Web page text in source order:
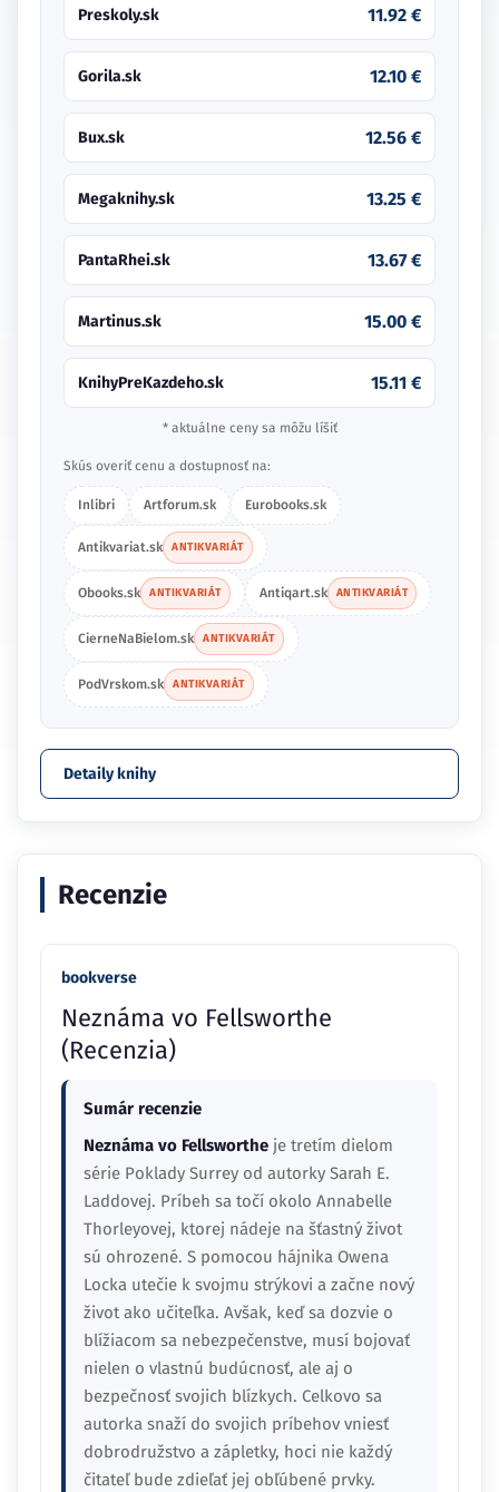
Preskoly.sk 11.92 €
Gorila.sk 12.10 €
Bux.sk 12.56 €
Megaknihy.sk 13.25 €
PantaRhei.sk 13.67 €
Martinus.sk 15.00 €
KnihyPreKazdeho.sk 15.11 €
* aktuálne ceny sa môžu líšiť
Skús overiť cenu a dostupnosť na:
Inlibri Artforum.sk Eurobooks.sk
Antikvariat.sk ANTIKVARIÁT
Obooks.sk ANTIKVARIÁT Antiqart.sk ANTIKVARIÁT
CierneNaBielom.sk ANTIKVARIÁT
PodVrskom.sk ANTIKVARIÁT
Detaily knihy
Recenzie
bookverse
Neznáma vo Fellsworthe
(Recenzia)
Sumár recenzie
Neznáma vo Fellsworthe je tretím dielom
série Poklady Surrey od autorky Sarah E.
Laddovej. Príbeh sa točí okolo Annabelle
Thorleyovej, ktorej nádeje na šťastný život
sú ohrozené. S pomocou hájnika Owena
Locka utečie k svojmu strýkovi a začne nový
život ako učiteľka. Avšak, keď sa dozvie o
blížiacom sa nebezpečenstve, musí bojovať
nielen o vlastnú budúcnosť, ale aj o
bezpečnosť svojich blízkych. Celkovo sa
autorka snaží do svojich príbehov vniesť
dobrodružstvo a zápletky, hoci nie každý
čitateľ bude zdieľať jej obľúbené prvky.